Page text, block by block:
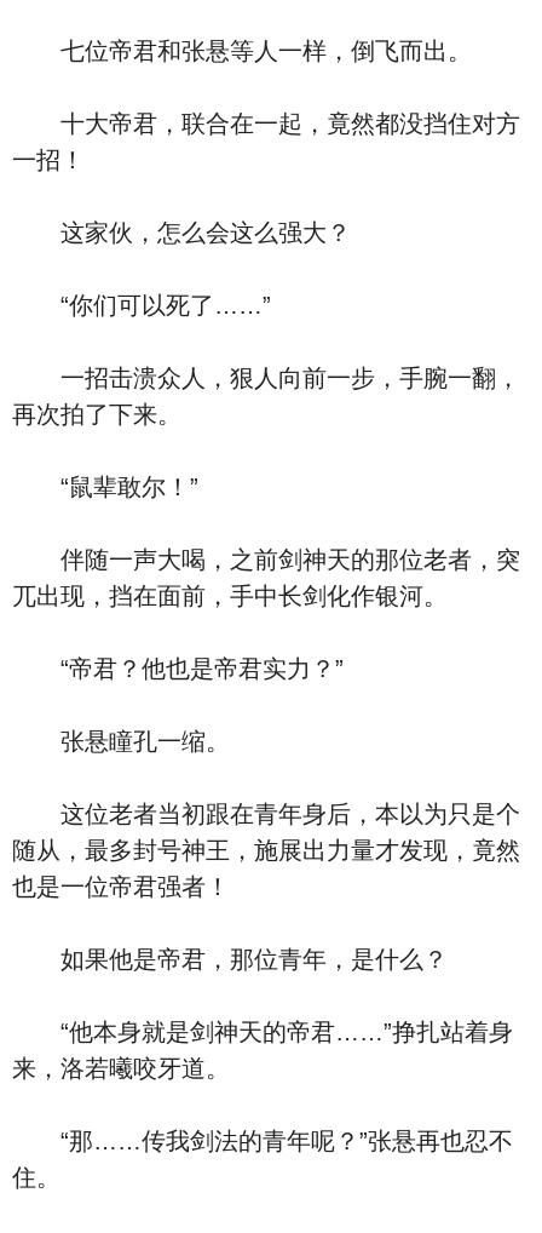
七位帝君和张悬等人一样，倒飞而出。
十大帝君，联合在一起，竟然都没挡住对方
一招！
这家伙，怎么会这么强大？
“你们可以死了……”
一招击溃众人，狠人向前一步，手腕一翻，
再次拍了下来。
“鼠辈敢尔！”
伴随一声大喝，之前剑神天的那位老者，突
兀出现，挡在面前，手中长剑化作银河。
“帝君？他也是帝君实力？”
张悬瞳孔一缩。
这位老者当初跟在青年身后，本以为只是个
随从，最多封号神王，施展出力量才发现，竟然
也是一位帝君强者！
如果他是帝君，那位青年，是什么？
“他本身就是剑神天的帝君……”挣扎站着身
来，洛若曦咬牙道。
“那……传我剑法的青年呢？”张悬再也忍不
住。